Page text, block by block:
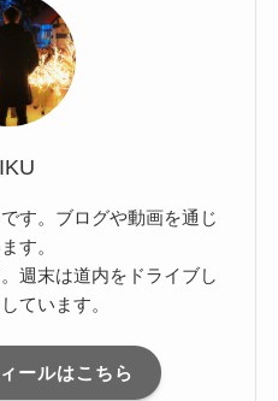
す。ブログや動画を通じ
す。
週末は道内をドライブし
ています。
ールはこちら